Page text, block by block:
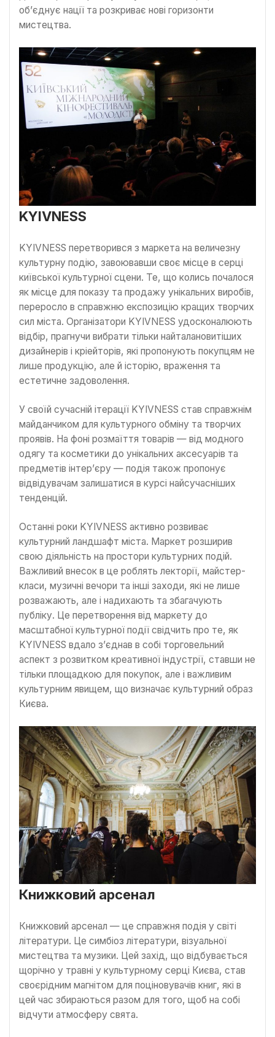
об’єднує нації та розкриває нові горизонти
мистецтва.
KYIVNESS
KYIVNESS перетворився з маркета на величезну
культурну подію, завоювавши своє місце в серці
київської культурної сцени. Те, що колись почалося
як місце для показу та продажу унікальних виробів,
переросло в справжню експозицію кращих творчих
сил міста. Організатори KYIVNESS удосконалюють
відбір, прагнучи вибрати тільки найталановитіших
дизайнерів і кріейторів, які пропонують покупцям не
лише продукцію, але й історію, враження та
естетичне задоволення.
У своїй сучасній ітерації KYIVNESS став справжнім
майданчиком для культурного обміну та творчих
проявів. На фоні розмаїття товарів — від модного
одягу та косметики до унікальних аксесуарів та
предметів інтер’єру — подія також пропонує
відвідувачам залишатися в курсі найсучасніших
тенденцій.
Останні роки KYIVNESS активно розвиває
культурний ландшафт міста. Маркет розширив
свою діяльність на простори культурних подій.
Важливий внесок в це роблять лекторії, майстер-
класи, музичні вечори та інші заходи, які не лише
розважають, але і надихають та збагачують
публіку. Це перетворення від маркету до
масштабної культурної події свідчить про те, як
KYIVNESS вдало з’єднав в собі торговельний
аспект з розвитком креативної індустрії, ставши не
тільки площадкою для покупок, але і важливим
культурним явищем, що визначає культурний образ
Києва.
Книжковий арсенал
Книжковий арсенал — це справжня подія у світі
літератури. Це симбіоз літератури, візуальної
мистецтва та музики. Цей захід, що відбувається
щорічно у травні у культурному серці Києва, став
своєрідним магнітом для поціновувачів книг, які в
цей час збираються разом для того, щоб на собі
відчути атмосферу свята.